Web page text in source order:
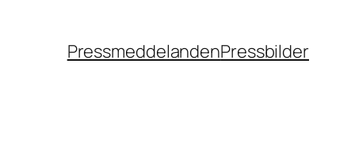
PressmeddelandenPressbilder